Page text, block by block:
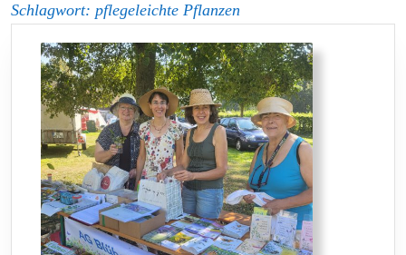
Schlagwort: pflegeleichte Pflanzen